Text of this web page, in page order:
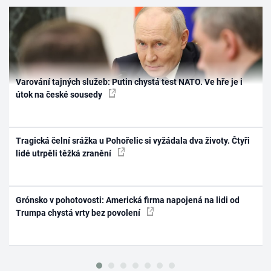
Varování tajných služeb: Putin chystá test NATO. Ve hře je i
útok na české sousedy
Tragická čelní srážka u Pohořelic si vyžádala dva životy. Čtyři
lidé utrpěli těžká zranění
Grónsko v pohotovosti: Americká firma napojená na lidi od
Trumpa chystá vrty bez povolení